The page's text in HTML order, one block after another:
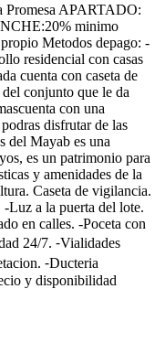
Promesa APARTADO:
minimo
Metodos depago: -
residencial con casas
cuenta con caseta de
conjunto que le da
con una
disfrutar de las
del Mayab es una
es un patrimonio para
y amenidades de la
Caseta de vigilancia.
Luz a la puerta del lote.
en calles. -Poceta con
24/7. ⁃Vialidades
⁃Ducteria
y disponibilidad